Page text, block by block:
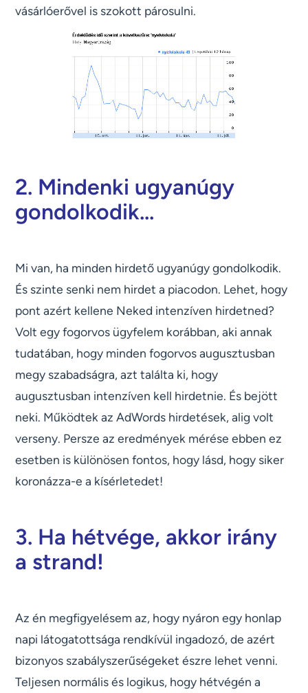
vásárlóerővel is szokott párosulni.
2. Mindenki ugyanúgy
gondolkodik...
Mi van, ha minden hirdető ugyanúgy gondolkodik.
És szinte senki nem hirdet a piacodon. Lehet, hogy
pont azért kellene Neked intenzíven hirdetned?
Volt egy fogorvos ügyfelem korábban, aki annak
tudatában, hogy minden fogorvos augusztusban
megy szabadságra, azt találta ki, hogy
augusztusban intenzíven kell hirdetnie. És bejött
neki. Működtek az AdWords hirdetések, alig volt
verseny. Persze az eredmények mérése ebben ez
esetben is különösen fontos, hogy lásd, hogy siker
koronázza-e a kísérletedet!
3. Ha hétvége, akkor irány
a strand!
Az én megfigyelésem az, hogy nyáron egy honlap
napi látogatottsága rendkívül ingadozó, de azért
bizonyos szabályszerűségeket észre lehet venni.
Teljesen normális és logikus, hogy hétvégén a